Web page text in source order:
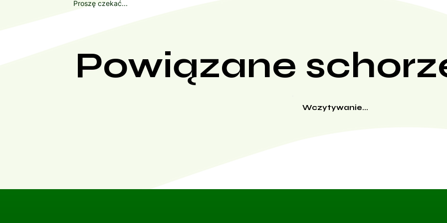
Proszę czekać...
Powiązane
Wczytywanie...